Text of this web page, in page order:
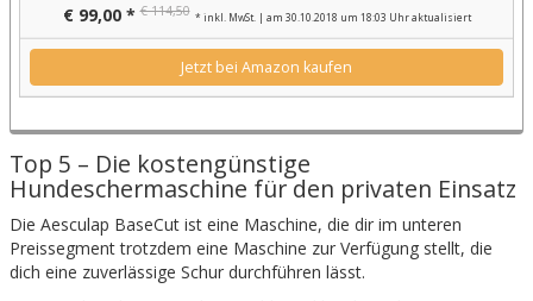
€ 99,00 * € 114,50 * inkl. MwSt. | am 30.10.2018 um 18:03 Uhr aktualisiert
Jetzt bei Amazon kaufen
Top 5 – Die kostengünstige
Hundeschermaschine für den privaten Einsatz
Die Aesculap BaseCut ist eine Maschine, die dir im unteren
Preissegment trotzdem eine Maschine zur Verfügung stellt, die
dich eine zuverlässige Schur durchführen lässt.